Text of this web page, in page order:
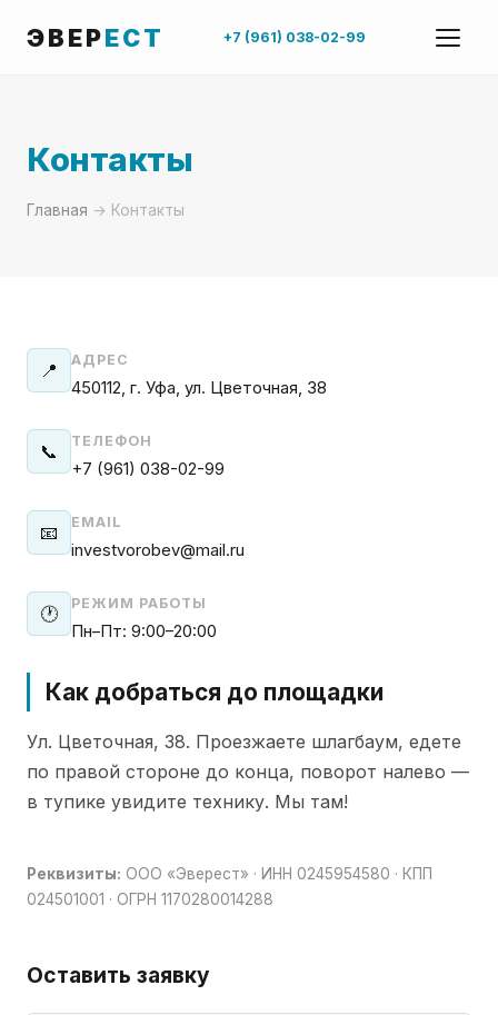
ЭВЕРЕСТ +7 (961) 038-02-99
Контакты
Главная → Контакты
📍 АДРЕС
450112, г. Уфа, ул. Цветочная, 38
📞 ТЕЛЕФОН
+7 (961) 038-02-99
📧 EMAIL
investvorobev@mail.ru
🕐 РЕЖИМ РАБОТЫ
Пн–Пт: 9:00–20:00
Как добраться до площадки
Ул. Цветочная, 38. Проезжаете шлагбаум, едете
по правой стороне до конца, поворот налево —
в тупике увидите технику. Мы там!
Реквизиты: ООО «Эверест» · ИНН 0245954580 · КПП
024501001 · ОГРН 1170280014288
Оставить заявку